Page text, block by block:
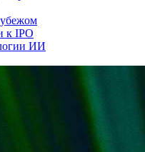
к IPO
ИИ